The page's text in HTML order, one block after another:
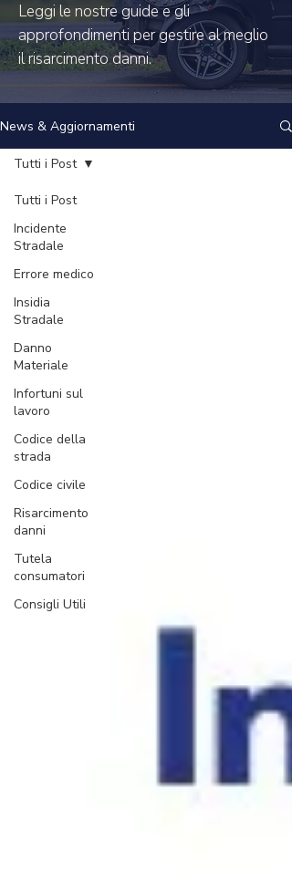
Leggi le nostre guide e gli
approfondimenti per gestire al meglio
il risarcimento danni.
News & Aggiornamenti
Tutti i Post
Incidente
Stradale
Errore medico
Insidia
Stradale
Danno
Materiale
Infortuni sul
lavoro
Codice della
strada
Codice civile
Risarcimento
danni
Tutela
consumatori
Consigli Utili
Tutti i Post